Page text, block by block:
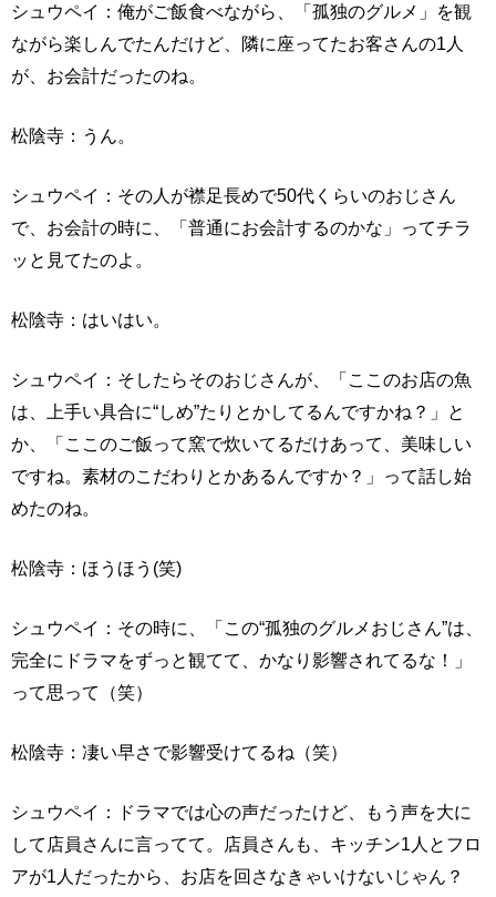
シュウペイ：俺がご飯食べながら、「孤独のグルメ」を観
ながら楽しんでたんだけど、隣に座ってたお客さんの1人
が、お会計だったのね。
松陰寺：うん。
シュウペイ：その人が襟足長めで50代くらいのおじさん
で、お会計の時に、「普通にお会計するのかな」ってチラ
ッと見てたのよ。
松陰寺：はいはい。
シュウペイ：そしたらそのおじさんが、「ここのお店の魚
は、上手い具合に“しめ”たりとかしてるんですかね？」と
か、「ここのご飯って窯で炊いてるだけあって、美味しい
ですね。素材のこだわりとかあるんですか？」って話し始
めたのね。
松陰寺：ほうほう(笑)
シュウペイ：その時に、「この“孤独のグルメおじさん”は、
完全にドラマをずっと観てて、かなり影響されてるな！」
って思って（笑）
松陰寺：凄い早さで影響受けてるね（笑）
シュウペイ：ドラマでは心の声だったけど、もう声を大に
して店員さんに言ってて。店員さんも、キッチン1人とフロ
アが1人だったから、お店を回さなきゃいけないじゃん？